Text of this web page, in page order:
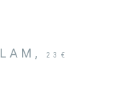
23€